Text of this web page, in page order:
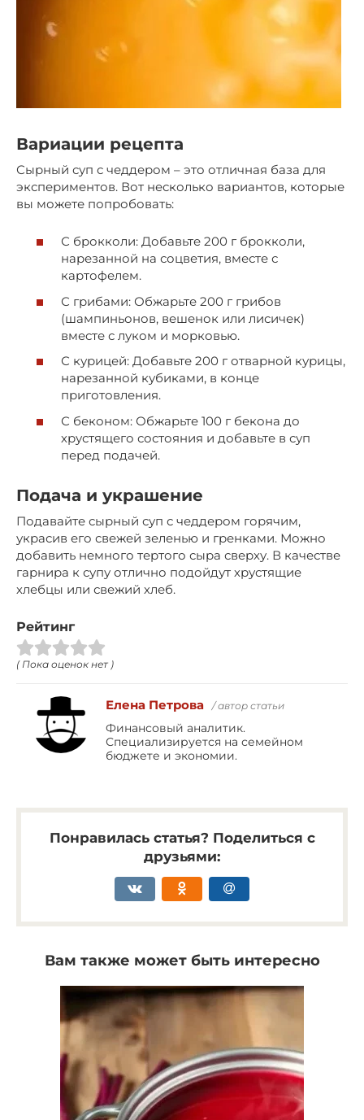
Вариации рецепта
Сырный суп с чеддером – это отличная база для
экспериментов. Вот несколько вариантов, которые
вы можете попробовать:
С брокколи: Добавьте 200 г брокколи,
нарезанной на соцветия, вместе с
картофелем.
С грибами: Обжарьте 200 г грибов
(шампиньонов, вешенок или лисичек)
вместе с луком и морковью.
С курицей: Добавьте 200 г отварной курицы,
нарезанной кубиками, в конце
приготовления.
С беконом: Обжарьте 100 г бекона до
хрустящего состояния и добавьте в суп
перед подачей.
Подача и украшение
Подавайте сырный суп с чеддером горячим,
украсив его свежей зеленью и гренками. Можно
добавить немного тертого сыра сверху. В качестве
гарнира к супу отлично подойдут хрустящие
хлебцы или свежий хлеб.
Рейтинг
( Пока оценок нет )
Елена Петрова / автор статьи
Финансовый аналитик.
Специализируется на семейном
бюджете и экономии.
Понравилась статья? Поделиться с
друзьями:
Вам также может быть интересно